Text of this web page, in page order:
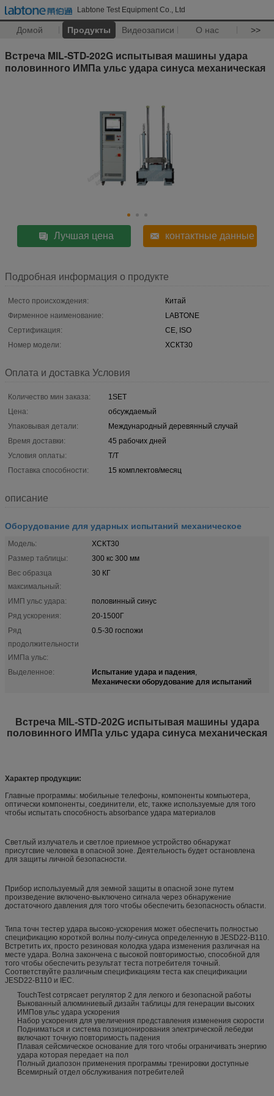
Labtone Test Equipment Co., Ltd
Домой Продукты Видеозаписи О нас >>
Встреча MIL-STD-202G испытывая машины удара
половинного ИМПа ульс удара синуса механическая
Лучшая цена контактные данные
Подробная информация о продукте
Место происхождения:
Китай
Фирменное наименование:
LABTONE
Сертификация:
CE, ISO
Номер модели:
ХСКТ30
Оплата и доставка Условия
Количество мин заказа:
1SET
Цена:
обсуждаемый
Упаковывая детали:
Международный деревянный случай
Время доставки:
45 рабочих дней
Условия оплаты:
T/T
Поставка способности:
15 комплектов/месяц
описание
Оборудование для ударных испытаний механическое
Модель:
ХСКТ30
Размер таблицы:
300 кс 300 мм
Вес образца
максимальный:
30 КГ
ИМП ульс удара:
половинный синус
Ряд ускорения:
20-1500Г
Ряд
продолжительности
ИМПа ульс:
0.5-30 госпожи
Выделенное: Испытание удара и падения,
Механически оборудование для испытаний
Встреча MIL-STD-202G испытывая машины удара
половинного ИМПа ульс удара синуса механическая
Характер продукции:
Главные программы: мобильные телефоны, компоненты компьютера,
оптически компоненты, соединители, etc, также используемые для того
чтобы испытать способность absorbance удара материалов
Светлый излучатель и светлое приемное устройство обнаружат
присутсвие человека в опасной зоне. Деятельность будет остановлена
для защиты личной безопасности.
Прибор используемый для земной защиты в опасной зоне путем
произведение включено-выключено сигнала через обнаружение
достаточного давления для того чтобы обеспечить безопасность области.
Типа точн тестер удара высоко-ускорения может обеспечить полностью
спецификацию короткой волны полу-синуса определенную в JESD22-B110.
Встретить их, просто резиновая колодка удара изменения различная на
месте удара. Волна закончена с высокой повторимостью, способной для
того чтобы обеспечить результат теста потребителя точный.
Соответствуйте различным спецификациям теста как спецификации
JESD22-B110 и IEC.
TouchTest сотрясает регулятор 2 для легкого и безопасной работы
Выкованный алюминиевый дизайн таблицы для генерации высоких
ИМПов ульс удара ускорения
Набор ускорения для увеличения представления изменения скорости
Подниматься и система позиционирования электрической лебедки
включают точную повторимость падения
Плавая сейсмическое основание для того чтобы ограничивать энергию
удара которая передает на пол
Полный диапозон применения программы тренировки доступные
Всемирный отдел обслуживания потребителей